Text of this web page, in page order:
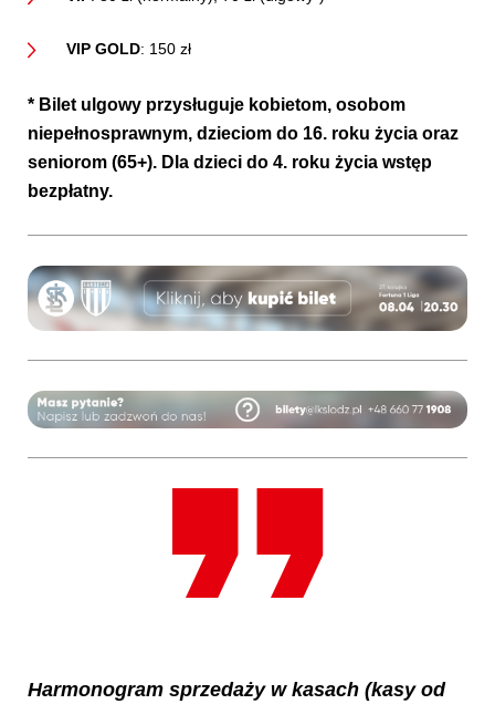
VIP GOLD: 150 zł
* Bilet ulgowy przysługuje kobietom, osobom
niepełnosprawnym, dzieciom do 16. roku życia oraz
seniorom (65+). Dla dzieci do 4. roku życia wstęp
bezpłatny.
Harmonogram sprzedaży w kasach (kasy od